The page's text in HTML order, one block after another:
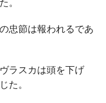
忠節は報われるであ
ラスカは頭を下げ
た。